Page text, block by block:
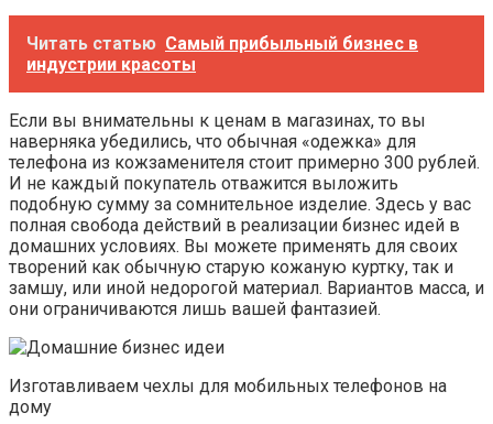
Читать статью Самый прибыльный бизнес в
индустрии красоты
Если вы внимательны к ценам в магазинах, то вы
наверняка убедились, что обычная «одежка» для
телефона из кожзаменителя стоит примерно 300 рублей.
И не каждый покупатель отважится выложить
подобную сумму за сомнительное изделие. Здесь у вас
полная свобода действий в реализации бизнес идей в
домашних условиях. Вы можете применять для своих
творений как обычную старую кожаную куртку, так и
замшу, или иной недорогой материал. Вариантов масса, и
они ограничиваются лишь вашей фантазией.
Изготавливаем чехлы для мобильных телефонов на
дому